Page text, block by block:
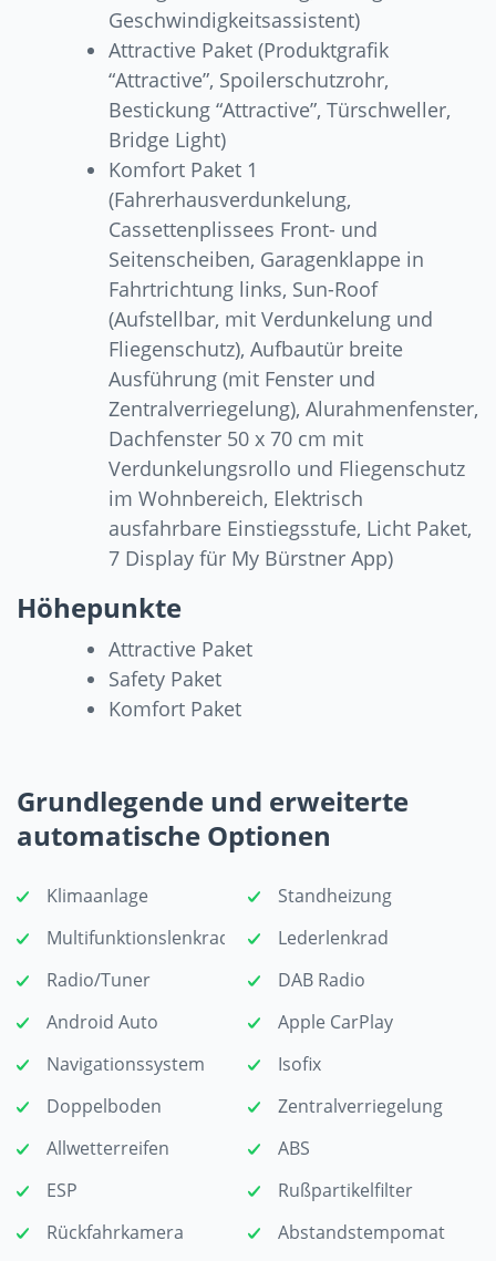
Geschwindigkeitsassistent)
Attractive Paket (Produktgrafik
“Attractive”, Spoilerschutzrohr,
Bestickung “Attractive”, Türschweller,
Bridge Light)
Komfort Paket 1
(Fahrerhausverdunkelung,
Cassettenplissees Front- und
Seitenscheiben, Garagenklappe in
Fahrtrichtung links, Sun-Roof
(Aufstellbar, mit Verdunkelung und
Fliegenschutz), Aufbautür breite
Ausführung (mit Fenster und
Zentralverriegelung), Alurahmenfenster,
Dachfenster 50 x 70 cm mit
Verdunkelungsrollo und Fliegenschutz
im Wohnbereich, Elektrisch
ausfahrbare Einstiegsstufe, Licht Paket,
7 Display für My Bürstner App)
Höhepunkte
Attractive Paket
Safety Paket
Komfort Paket
Grundlegende und erweiterte
automatische Optionen
Klimaanlage
Standheizung
Multifunktionslenkrad
Lederlenkrad
Radio/Tuner
DAB Radio
Android Auto
Apple CarPlay
Navigationssystem
Isofix
Doppelboden
Zentralverriegelung
Allwetterreifen
ABS
ESP
Rußpartikelfilter
Rückfahrkamera
Abstandstempomat